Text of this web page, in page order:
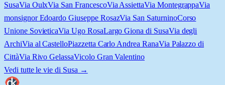
SusaVia OulxVia San FrancescoVia AssiettaVia MontegrappaVia
monsignor Edoardo Giuseppe RosazVia San SaturninoCorso
Unione SovieticaVia Ugo RosaLargo Giona di SusaVia degli
ArchiVia al CastelloPiazzetta Carlo Andrea RanaVia Palazzo di
CittàVia Rivo GelassaVicolo Gran Valentino
Vedi tutte le vie di Susa →